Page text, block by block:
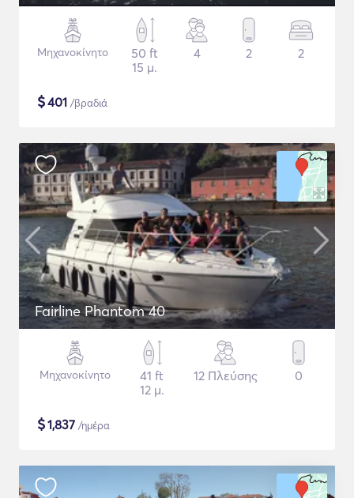
Μηχανοκίνητο
50 ft
15 μ.
4 2 2
$401 /βραδιά
Fairline Phantom 40
Μηχανοκίνητο
41 ft
12 μ.
12 Πλεύσης 0
$1,837 /ημέρα